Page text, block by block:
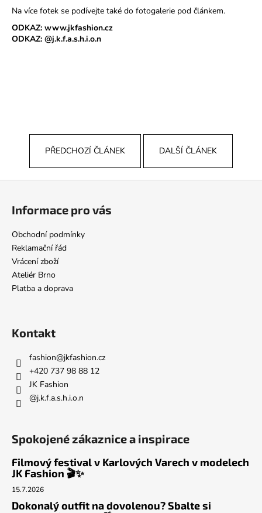
Na více fotek se podívejte také do fotogalerie pod článkem.
ODKAZ: www.jkfashion.cz
ODKAZ: @j.k.f.a.s.h.i.o.n
PŘEDCHOZÍ ČLÁNEK DALŠÍ ČLÁNEK
Informace pro vás
Obchodní podmínky
Reklamační řád
Vrácení zboží
Ateliér Brno
Platba a doprava
Kontakt
fashion@jkfashion.cz
+420 737 98 88 12
JK Fashion
@j.k.f.a.s.h.i.o.n
Spokojené zákaznice a inspirace
Filmový festival v Karlových Varech v modelech
JK Fashion 🎬✨
15.7.2026
Dokonalý outfit na dovolenou? Sbalte si